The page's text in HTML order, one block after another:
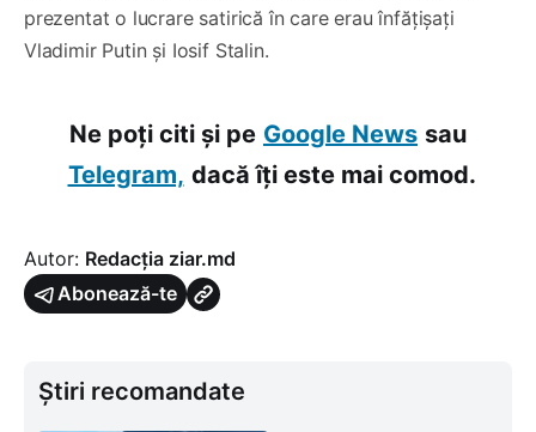
prezentat o lucrare satirică în care erau înfățișați
Vladimir Putin și Iosif Stalin.
Ne poți citi și pe Google News sau
Telegram, dacă îți este mai comod.
Autor: Redacția ziar.md
Abonează-te
Știri recomandate